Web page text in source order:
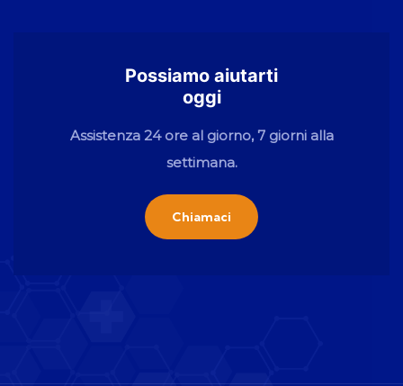
Possiamo aiutarti
oggi
Assistenza 24 ore al giorno, 7 giorni alla
settimana.
Chiamaci